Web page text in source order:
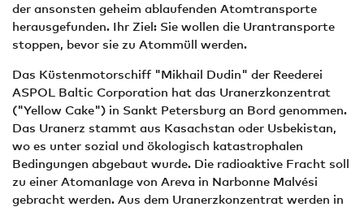
der ansonsten geheim ablaufenden Atomtransporte
herausgefunden. Ihr Ziel: Sie wollen die Urantransporte
stoppen, bevor sie zu Atommüll werden.
Das Küstenmotorschiff "Mikhail Dudin" der Reederei
ASPOL Baltic Corporation hat das Uranerzkonzentrat
("Yellow Cake") in Sankt Petersburg an Bord genommen.
Das Uranerz stammt aus Kasachstan oder Usbekistan,
wo es unter sozial und ökologisch katastrophalen
Bedingungen abgebaut wurde. Die radioaktive Fracht soll
zu einer Atomanlage von Areva in Narbonne Malvési
gebracht werden. Aus dem Uranerzkonzentrat werden in